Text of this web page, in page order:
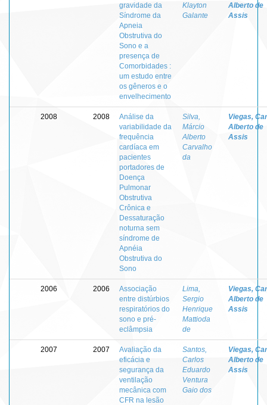
gravidade da
Síndrome da
Apneia
Obstrutiva do
Sono e a
presença de
Comorbidades :
um estudo entre
os gêneros e o
envelhecimento
Klayton
Galante
Alberto de
Assis
2008 2008
Análise da
variabilidade da
frequência
cardíaca em
pacientes
portadores de
Doença
Pulmonar
Obstrutiva
Crônica e
Dessaturação
noturna sem
síndrome de
Apnéia
Obstrutiva do
Sono
Silva,
Márcio
Alberto
Carvalho
da
Viegas,
Alberto de
Assis
2006 2006
Associação
entre distúrbios
respiratórios do
sono e pré-
eclâmpsia
Lima,
Sergio
Henrique
Mattioda
de
Viegas,
Alberto de
Assis
2007 2007
Avaliação da
eficácia e
segurança da
ventilação
mecânica com
CFR na lesão
Santos,
Carlos
Eduardo
Ventura
Gaio dos
Viegas,
Alberto de
Assis